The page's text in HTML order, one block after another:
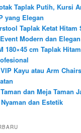
Taplak Putih, Kursi
yang Elegan
Taplak Ketat Hitam
Modern dan Elegan
180×45 cm Taplak
Kayu atau Arm
dan Meja Taman
dan Estetik